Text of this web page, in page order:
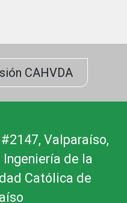
CAHVDA
Valparaíso,
de la
Católica de